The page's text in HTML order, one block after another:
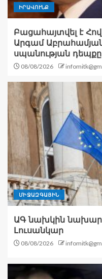
ԻՐԱՎՈՒՆՔ
Բացահայտվել է
Արգամ
սպանության
08/08/2026
ՄԻՋԱԶԳԱՅԻՆ
ԱԳ նախկին
Լուսանկար
08/08/2026